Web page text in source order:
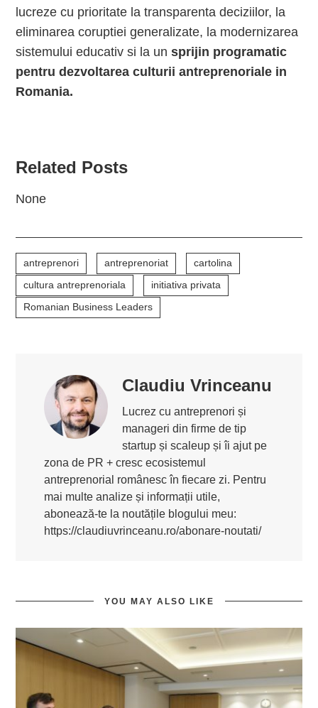
lucreze cu prioritate la transparenta deciziilor, la
eliminarea coruptiei generalizate, la modernizarea
sistemului educativ si la unsprijin programatic
pentru dezvoltarea culturii antreprenoriale in
Romania.
Related Posts
None
antreprenori antreprenoriat
cartolina
cultura antreprenoriala
initiativa privata
Romanian Business Leaders
Claudiu Vrinceanu
Lucrez cu antreprenori și
manageri din firme de tip
startup și scaleup și îi ajut pe
zona de PR + cresc ecosistemul
antreprenorial românesc în fiecare zi. Pentru
mai multe analize și informații utile,
abonează-te la noutățile blogului meu:
https://claudiuvrinceanu.ro/abonare-noutati/
YOU MAY ALSO LIKE